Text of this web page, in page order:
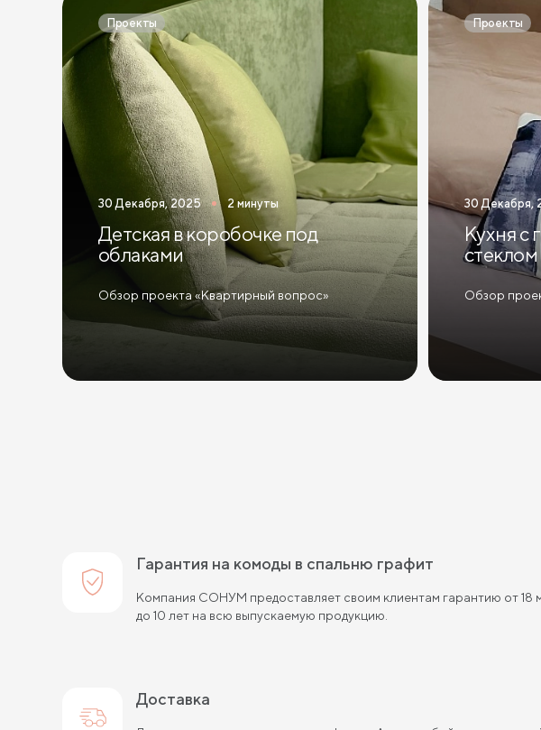
Проекты
30 Декабря, 2025 2 минуты
Детская в коробочке под
облаками
Обзор проекта «Квартирный вопрос»
Проекты
30 Декабря,
Кухня с
стеклом
Обзор
Гарантия на комоды в спальню графит
Компания СОНУМ предоставляет своим клиентам гарантию от 18
до 10 лет на всю выпускаемую продукцию.
Доставка